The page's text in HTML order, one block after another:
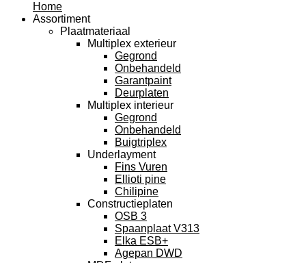
Home
Assortiment
Plaatmateriaal
Multiplex exterieur
Gegrond
Onbehandeld
Garantpaint
Deurplaten
Multiplex interieur
Gegrond
Onbehandeld
Buigtriplex
Underlayment
Fins Vuren
Ellioti pine
Chilipine
Constructieplaten
OSB 3
Spaanplaat V313
Elka ESB+
Agepan DWD